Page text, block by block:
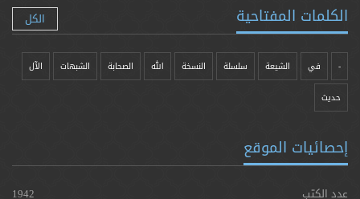
الكلمات المفتاحية الكل
- في الشيعة سلسلة النسخة الله الصحابة الشبهات الآل
حدیث
إحصائيات الموقع
عدد الكتب
1942